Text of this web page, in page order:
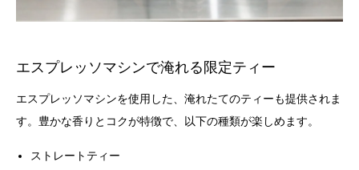
エスプレッソマシンで淹れる限定ティー
エスプレッソマシンを使用した、淹れたてのティーも提供されま
す。豊かな香りとコクが特徴で、以下の種類が楽しめます。
ストレートティー